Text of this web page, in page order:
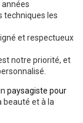
années
techniques les
et respectueux
notre priorité, et
paysagiste pour
beauté et à la